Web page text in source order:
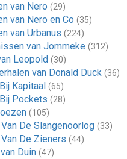
van Nero (29)
van Nero en Co (35)
van Urbanus (224)
van Jommeke (312)
Leopold (30)
van Donald Duck (36)
Kapitaal (65)
Pockets (28)
(105)
De Slangenoorlog (33)
De Zieners (44)
Duin (47)